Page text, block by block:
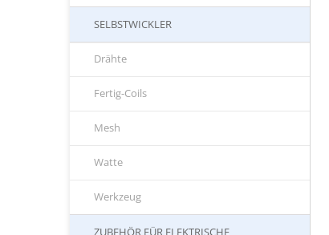
SELBSTWICKLER
Drähte
Fertig-Coils
Mesh
Watte
Werkzeug
ZUBEHÖR FÜR ELEKTRISCHE